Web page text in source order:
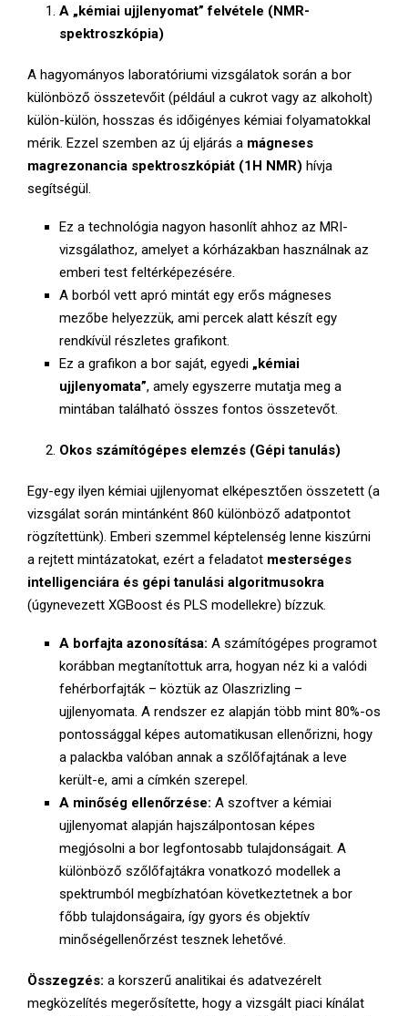
A „kémiai ujjlenyomat” felvétele (NMR-
spektroszkópia)
A hagyományos laboratóriumi vizsgálatok során a bor
különböző összetevőit (például a cukrot vagy az alkoholt)
külön-külön, hosszas és időigényes kémiai folyamatokkal
mérik. Ezzel szemben az új eljárás a mágneses
magrezonancia spektroszkópiát (1H NMR) hívja
segítségül.
Ez a technológia nagyon hasonlít ahhoz az MRI-
vizsgálathoz, amelyet a kórházakban használnak az
emberi test feltérképezésére.
A borból vett apró mintát egy erős mágneses
mezőbe helyezzük, ami percek alatt készít egy
rendkívül részletes grafikont.
Ez a grafikon a bor saját, egyedi „kémiai
ujjlenyomata”, amely egyszerre mutatja meg a
mintában található összes fontos összetevőt.
Okos számítógépes elemzés (Gépi tanulás)
Egy-egy ilyen kémiai ujjlenyomat elképesztően összetett (a
vizsgálat során mintánként 860 különböző adatpontot
rögzítettünk). Emberi szemmel képtelenség lenne kiszúrni
a rejtett mintázatokat, ezért a feladatot mesterséges
intelligenciára és gépi tanulási algoritmusokra
(úgynevezett XGBoost és PLS modellekre) bízzuk.
A borfajta azonosítása: A számítógépes programot
korábban megtanítottuk arra, hogyan néz ki a valódi
fehérborfajták – köztük az Olaszrizling –
ujjlenyomata. A rendszer ez alapján több mint 80%-os
pontossággal képes automatikusan ellenőrizni, hogy
a palackba valóban annak a szőlőfajtának a leve
került-e, ami a címkén szerepel.
A minőség ellenőrzése: A szoftver a kémiai
ujjlenyomat alapján hajszálpontosan képes
megjósolni a bor legfontosabb tulajdonságait. A
különböző szőlőfajtákra vonatkozó modellek a
spektrumból megbízhatóan következtetnek a bor
főbb tulajdonságaira, így gyors és objektív
minőségellenőrzést tesznek lehetővé.
Összegzés: a korszerű analitikai és adatvezérelt
megközelítés megerősítette, hogy a vizsgált piaci kínálat